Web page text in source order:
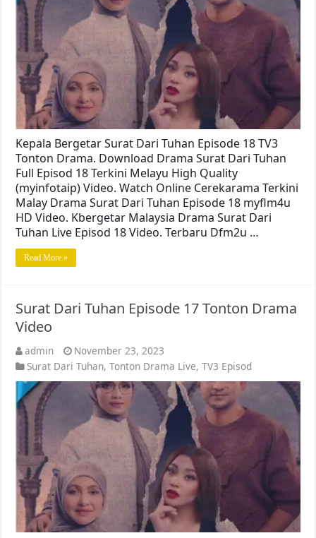
Kepala Bergetar Surat Dari Tuhan Episode 18 TV3
Tonton Drama. Download Drama Surat Dari Tuhan
Full Episod 18 Terkini Melayu High Quality
(myinfotaip) Video. Watch Online Cerekarama Terkini
Malay Drama Surat Dari Tuhan Episode 18 myflm4u
HD Video. Kbergetar Malaysia Drama Surat Dari
Tuhan Live Episod 18 Video. Terbaru Dfm2u …
Read More »
Surat Dari Tuhan Episode 17 Tonton Drama
Video
admin
November 23, 2023
Surat Dari Tuhan,Tonton Drama Live,TV3 Episod